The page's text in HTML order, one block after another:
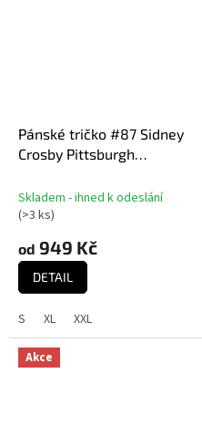
Pánské tričko #87 Sidney
Crosby Pittsburgh
Name & Number
Skladem - ihned k odeslání
(>3 ks)
od 949 Kč
DETAIL
S XL XXL
Akce